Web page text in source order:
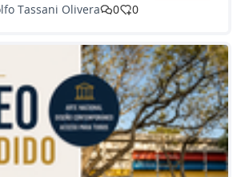
Tassani Olivera 0 0